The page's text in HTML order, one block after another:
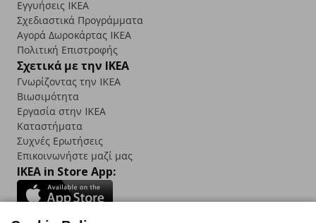
Εγγυήσεις IKEA
Σχεδιαστικά Προγράμματα
Αγορά Δωρoκάρτας IKEA
Πολιτική Επιστροφής
Σχετικά με την IKEA
Γνωρίζοντας την IKEA
Βιωσιμότητα
Εργασία στην IKEA
Καταστήματα
Συχνές Ερωτήσεις
Επικοινωνήστε μαζί μας
IKEA in Store App: